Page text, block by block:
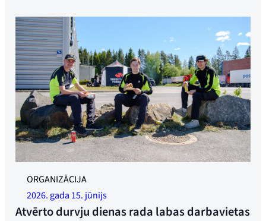
Augstākā atmosfēra, kad YTF iekurināja grilu Langhusā.
Foto: Niklass K. Sērbels
ORGANIZĀCIJA
2026. gada 15. jūnijs
Atvērto durvju dienas rada labas darbavietas